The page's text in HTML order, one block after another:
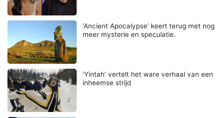
‘Ancient Apocalypse’ keert terug met nog
meer mysterie en speculatie.
‘Yintah’ vertelt het ware verhaal van een
inheemse strijd